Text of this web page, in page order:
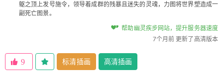
躯之顶上发号施令，领导着成群的残暴且迷失的灵魂，力图将世界塑造成一
副死亡图景。
帮助幽灵疾步网站，提升服务器速度
7个月前 更新了高清版本
9 标清插画 高清插画